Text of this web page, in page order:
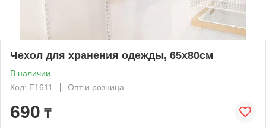
Чехол для хранения одежды, 65х80см
В наличии
Код: Е1611
Опт и розница
690 ₸